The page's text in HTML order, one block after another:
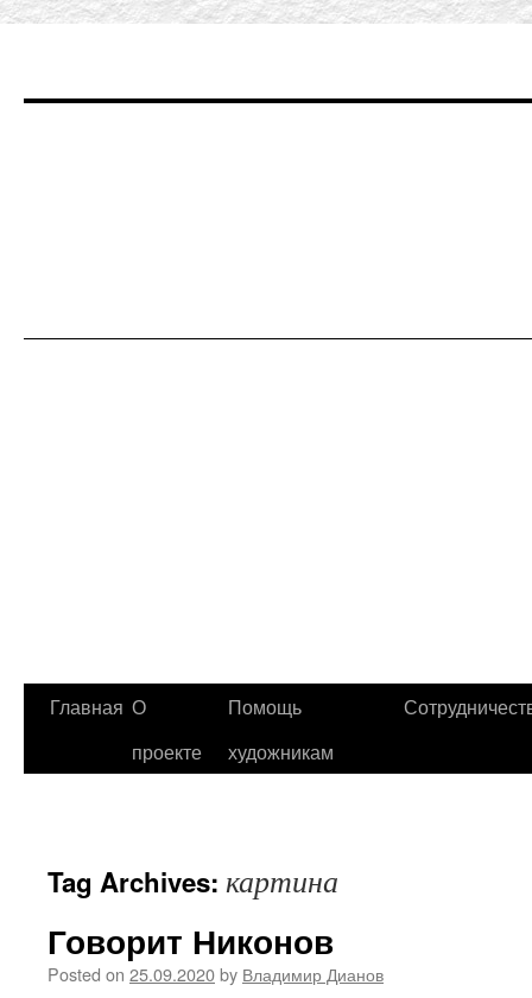
Главная О
проекте
Помощь
художникам
Tag Archives: картина
Говорит Никонов
Posted on 25.09.2020by Владимир Дианов